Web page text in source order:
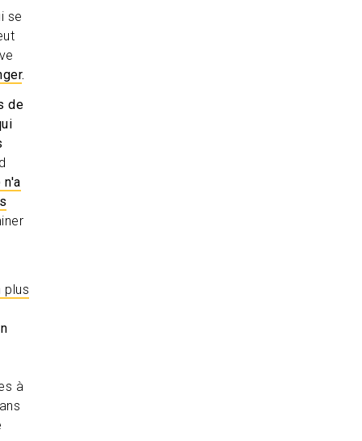
se
.
de
n'a
plus
à